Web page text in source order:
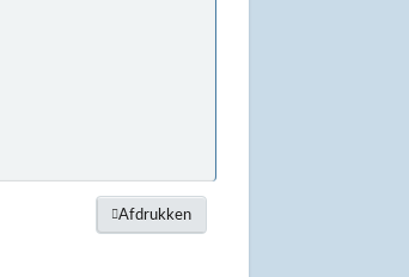
Afdrukken